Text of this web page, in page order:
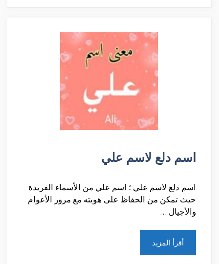
اسم دلع لاسم علي
اسم دلع لاسم علي ؛ اسم علي من الأسماء الفريدة
حيث تمكن من الحفاظ على هويته مع مرور الأعوام
والأجيال …
أقرأ المزيد